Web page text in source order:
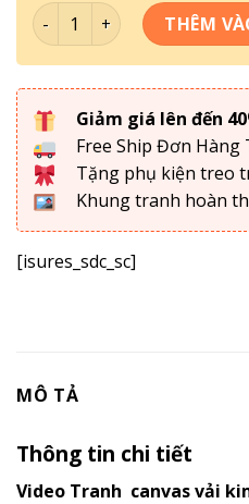
Bộ 5 Tranh Hoa Sen Cửu
THÊM
Giảm giá lên đến
Free Ship Đơn Hàng
Tặng phụ kiện treo
Khung tranh hoàn
[isures_sdc_sc]
MÔ TẢ
Thông tin chi tiết
Video Tranh canvas vải